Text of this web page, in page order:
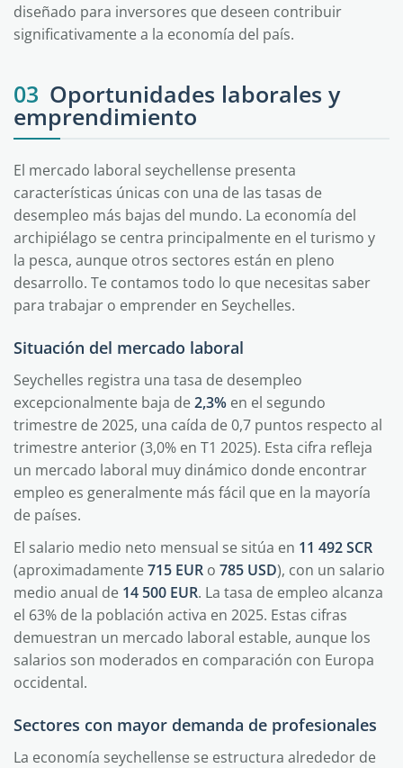
diseñado para inversores que deseen contribuir
significativamente a la economía del país.
03 Oportunidades laborales y
emprendimiento
El mercado laboral seychellense presenta
características únicas con una de las tasas de
desempleo más bajas del mundo. La economía del
archipiélago se centra principalmente en el turismo y
la pesca, aunque otros sectores están en pleno
desarrollo. Te contamos todo lo que necesitas saber
para trabajar o emprender en Seychelles.
Situación del mercado laboral
Seychelles registra una tasa de desempleo
excepcionalmente baja de2,3% en el segundo
trimestre de 2025, una caída de 0,7 puntos respecto al
trimestre anterior (3,0% en T1 2025). Esta cifra refleja
un mercado laboral muy dinámico donde encontrar
empleo es generalmente más fácil que en la mayoría
de países.
El salario medio neto mensual se sitúa en 11 492 SCR
(aproximadamente715 EUR o 785 USD), con un salario
medio anual de 14 500 EUR. La tasa de empleo alcanza
el 63% de la población activa en 2025. Estas cifras
demuestran un mercado laboral estable, aunque los
salarios son moderados en comparación con Europa
occidental.
Sectores con mayor demanda de profesionales
La economía seychellense se estructura alrededor de